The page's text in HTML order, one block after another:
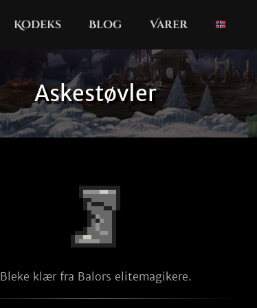
Kodeks Blog Varer
Askestøvler
Bleke klær fra Balors elitemagikere.